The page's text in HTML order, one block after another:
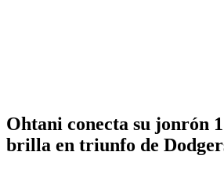
Ohtani conecta su jonrón
brilla en triunfo de